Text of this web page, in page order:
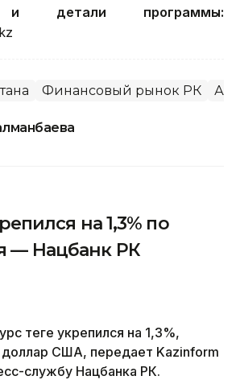
и детали программы:
Финансовый рынок РК
на 1,3% по
— Нацбанк РК
теңге укрепился на 1,3%,
доллар США, передает Kazinform
службу Нацбанка РК.